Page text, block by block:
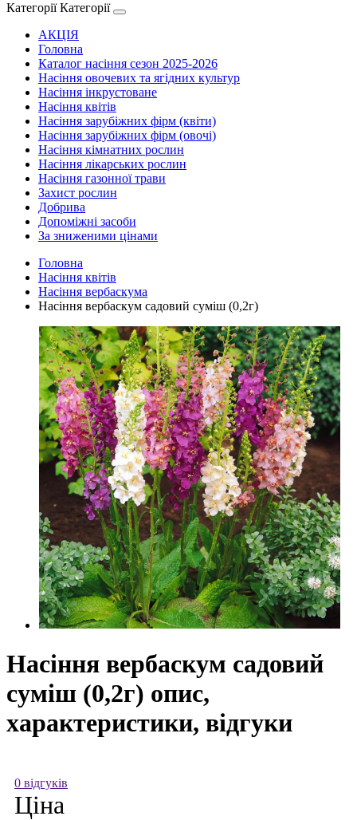
Категорії Категорії
АКЦІЯ
Головна
Каталог насіння сезон 2025-2026
Насіння овочевих та ягідних культур
Насіння інкрустоване
Насіння квітів
Насіння зарубіжних фірм (квіти)
Насіння зарубіжних фірм (овочі)
Насіння кімнатних рослин
Насіння лікарських рослин
Насіння газонної трави
Захист рослин
Добрива
Допоміжні засоби
За зниженими цінами
Головна
Насіння квітів
Насіння вербаскума
Насіння вербаскум садовий суміш (0,2г)
Насіння вербаскум садовий
суміш (0,2г) опис,
характеристики, відгуки
0 відгуків
Ціна